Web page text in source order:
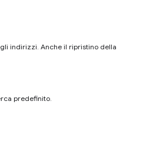
indirizzi. Anche il ripristino della
predefinito.